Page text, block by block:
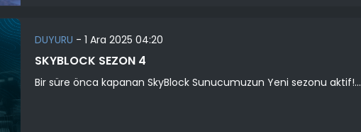
DUYURU - 1 Ara 2025 04:20
SKYBLOCK SEZON 4
Bir süre önca kapanan SkyBlock Sunucumuzun Yeni sezonu aktif!...